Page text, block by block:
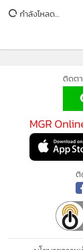
Prototype Demo แล
ดร.กริชผกา กล่าวอีก
Tech Forum &
การเชื่อมศักยภาพขอ
นักพัฒนาเทคโนโลยี
นวัตกรรมการแพทย์ข
ความรู้ และการต่อยอ
คนจากหลากหลายภา
รู้ร่วมกัน จะช่วยเร่งใ
ขึ้นและชัดเจนขึ้น
“โครงการนี้ไม่ได้เป็น
กำลังโหลด...
ติดตา
MGR
ติ